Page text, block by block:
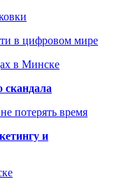
в цифровом мире
в Минске
скандала
потерять время
и